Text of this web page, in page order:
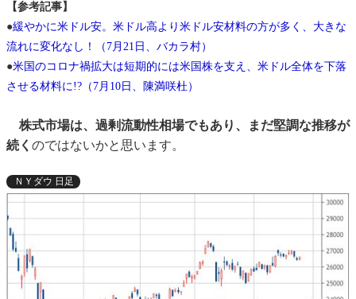
【参考記事】
●緩やかに米ドル安。米ドル高より米ドル安材料の方が多く、大きな
流れに変化なし！（7月21日、バカラ村）
●米国のコロナ禍拡大は短期的には米国株を支え、米ドル全体を下落
させる材料に!?（7月10日、陳満咲杜）
株式市場は、過剰流動性相場でもあり、まだ堅調な推移が
続く のではないかと思います。
ＮＹダウ 日足